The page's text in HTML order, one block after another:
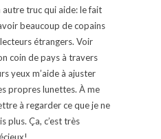
autre truc qui aide: le fait
beaucoup de copains
étrangers. Voir
coin de pays à travers
yeux m’aide à ajuster
propres lunettes. À me
à regarder ce que je ne
plus. Ça, c’est très